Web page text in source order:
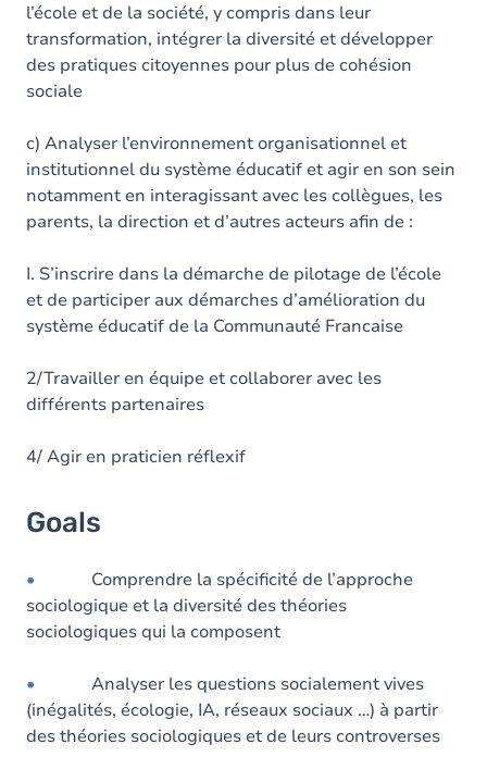
l’école et de la société, y compris dans leur
transformation, intégrer la diversité et développer
des pratiques citoyennes pour plus de cohésion
sociale
c) Analyser l’environnement organisationnel et
institutionnel du système éducatif et agir en son sein
notamment en interagissant avec les collègues, les
parents, la direction et d’autres acteurs afin de :
I. S’inscrire dans la démarche de pilotage de l’école
et de participer aux démarches d’amélioration du
système éducatif de la Communauté Francaise
2/Travailler en équipe et collaborer avec les
différents partenaires
4/ Agir en praticien réflexif
Goals
• Comprendre la spécificité de l’approche
sociologique et la diversité des théories
sociologiques qui la composent
• Analyser les questions socialement vives
(inégalités, écologie, IA, réseaux sociaux …) à partir
des théories sociologiques et de leurs controverses